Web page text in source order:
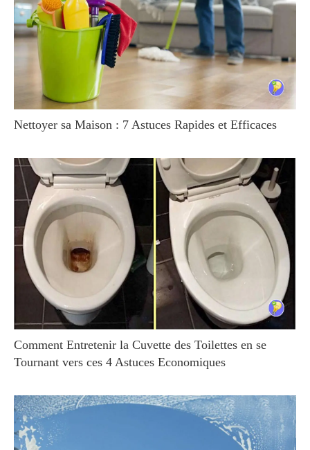
Nettoyer sa Maison : 7 Astuces Rapides et Efficaces
Comment Entretenir la Cuvette des Toilettes en se
Tournant vers ces 4 Astuces Economiques